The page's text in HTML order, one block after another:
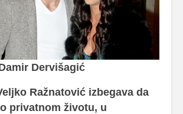
Dervišagić
Ražnatović izbegava da
privatnom životu, u